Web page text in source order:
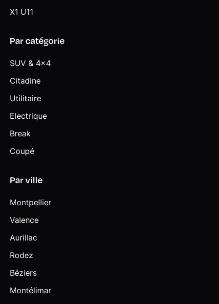
X1 U11
Par catégorie
SUV & 4x4
Citadine
Utilitaire
Electrique
Break
Coupé
Par ville
Montpellier
Valence
Aurillac
Rodez
Béziers
Montélimar